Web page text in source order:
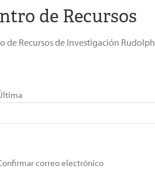
de Recursos
de Recursos de Investigación Rudolph
correo electrónico